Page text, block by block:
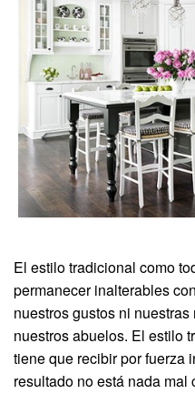
El estilo tradicional como
permanecer inalterables
nuestros gustos ni
nuestros abuelos. El estilo
tiene que recibir por fuerza
resultado no está nada